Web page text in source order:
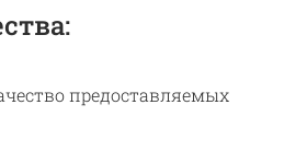
предоставляемых